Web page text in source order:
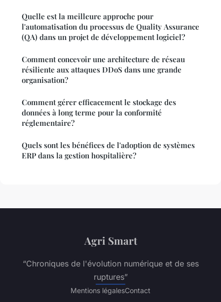
Quelle est la meilleure approche pour
l'automatisation du processus de Quality Assurance
(QA) dans un projet de développement logiciel?
Comment concevoir une architecture de réseau
résiliente aux attaques DDoS dans une grande
organisation?
Comment gérer efficacement le stockage des
données à long terme pour la conformité
réglementaire?
Quels sont les bénéfices de l'adoption de systèmes
ERP dans la gestion hospitalière?
Agri Smart
“Chroniques de l'évolution numérique et de ses
ruptures”
Mentions légalesContact